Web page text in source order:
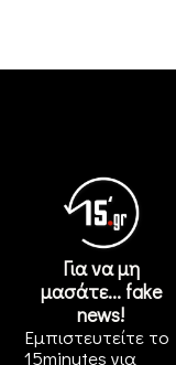
Για να μη
μασάτε... fake
news!
Εμπιστευτείτε το
15minutes για